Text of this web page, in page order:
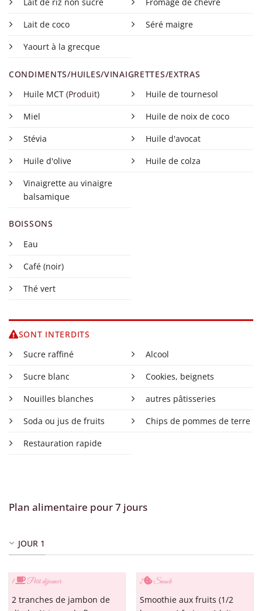
Lait de coco
Yaourt à la grecque
Séré maigre
CONDIMENTS/HUILES/VINAIGRETTES/EXTRAS
Huile MCT (Produit)
Miel
Stévia
Huile d'olive
Vinaigrette au vinaigre
balsamique
Huile de tournesol
Huile de noix de coco
Huile d'avocat
Huile de colza
BOISSONS
Eau
Café (noir)
Thé vert
SONT INTERDITS
Sucre raffiné
Sucre blanc
Nouilles blanches
Soda ou jus de fruits
Restauration rapide
Alcool
Cookies, beignets
autres pâtisseries
Chips de pommes de terre
Plan alimentaire pour 7 jours
JOUR 1
1 Petit déjeuner
2 tranches de jambon de
2 Snack
Smoothie aux fruits (1/2